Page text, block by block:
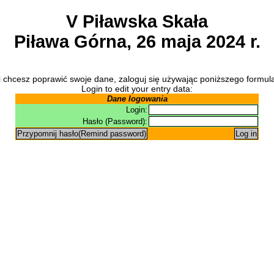
V Piławska Skała
Piława Górna, 26 maja 2024 r.
chcesz poprawić swoje dane, zaloguj się używając poniższego
Login to edit your entry data:
Dane logowania
Login:
Hasło (Password):